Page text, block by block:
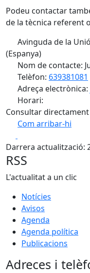
Podeu contactar
de la tècnica referent
Avinguda de la
(Espanya)
Nom de contacte:
Telèfon: 639381081
Adreça electrònica:
Horari:
Consultar directament
Com arribar-hi
+
−
Darrera actualització:
RSS
L'actualitat a un clic
Notícies
Avisos
Agenda
Agenda política
Publicacions
Adreces i